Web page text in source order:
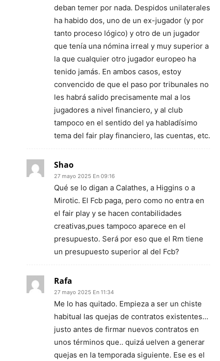
deban temer por nada. Despidos unilaterales
ha habido dos, uno de un ex-jugador (y por
tanto proceso lógico) y otro de un jugador
que tenía una nómina irreal y muy superior a
la que cualquier otro jugador europeo ha
tenido jamás. En ambos casos, estoy
convencido de que el paso por tribunales no
les habrá salido precisamente mal a los
jugadores a nivel financiero, y al club
tampoco en el sentido del ya habladísimo
tema del fair play financiero, las cuentas, etc.
Shao
27 mayo 2025 En 09:16
Qué se lo digan a Calathes, a Higgins o a
Mirotic. El Fcb paga, pero como no entra en
el fair play y se hacen contabilidades
creativas,pues tampoco aparece en el
presupuesto. Será por eso que el Rm tiene
un presupuesto superior al del Fcb?
Rafa
27 mayo 2025 En 11:34
Me lo has quitado. Empieza a ser un chiste
habitual las quejas de contratos existentes…
justo antes de firmar nuevos contratos en
unos términos que.. quizá uelven a generar
quejas en la temporada siguiente. Ese es el